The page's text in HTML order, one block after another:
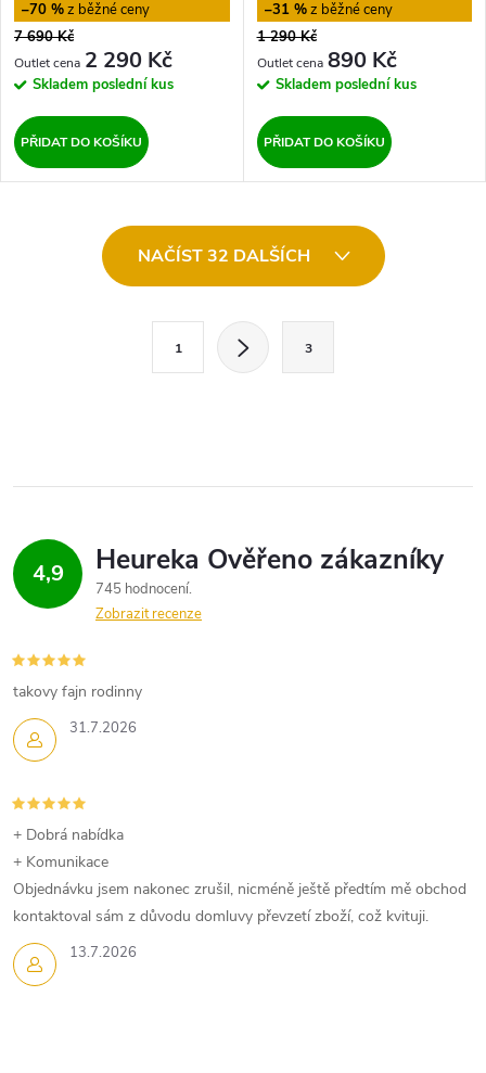
–70 %
7 690 Kč
2 290 Kč
Skladem poslední kus
PŘIDAT DO KOŠÍKU
–31 %
1 290 Kč
890 Kč
Skladem poslední kus
PŘIDAT DO KOŠÍKU
í
p
v
k
y
v
ý
p
i
s
NAČÍST 32 DALŠÍCH
k
v
á
n
1 3
4,9
745 hodnocení
Zobrazit recenze
31.7.2026
takovy fajn rodinny
13.7.2026
+ Dobrá nabídka
+ Komunikace
Objednávku jsem nakonec zrušil, nicméně ještě předtím mě obchod
kontaktoval sám z důvodu domluvy převzetí zboží, což kvituji.